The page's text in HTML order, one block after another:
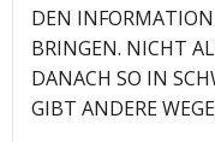
DEN
BRINGEN. NICHT
DANACH SO IN
GIBT ANDERE